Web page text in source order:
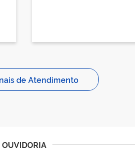
de Atendimento
OUVIDORIA